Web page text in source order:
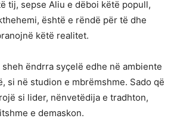
tij, sepse Aliu e dëboi këtë popull,
është e rëndë për të dhe
këtë realitet.
ëndrra syçelë edhe në ambiente
si në studion e mbrëmshme. Sado që
si lider, nënvetëdija e tradhton,
e demaskon.